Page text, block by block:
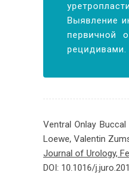
Выявление
первичной
рецидивами.
Ventral Onlay
Loewe, Valentin
Journal of Urology,
DOI: 10.1016/